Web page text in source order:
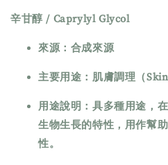
辛甘醇 / Caprylyl Glycol
來源：合成來源
主要用途：肌膚調理（
用途說明：具多種用途，
生物生長的特性，用作幫
性。